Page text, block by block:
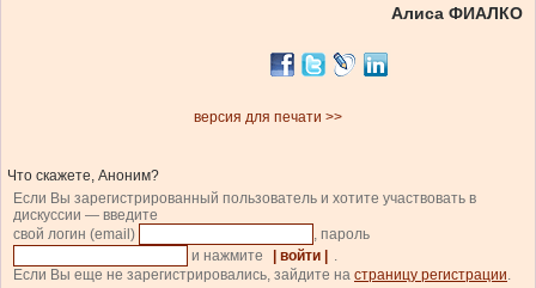
Алиса ФИАЛКО
версия для печати >>
Что скажете, Аноним?
Если Вы зарегистрированный пользователь и хотите участвовать в
дискуссии — введите
свой логин (email)
, пароль
и нажмите
| войти |
.
Если Вы еще не зарегистрировались, зайдите на страницу регистрации.